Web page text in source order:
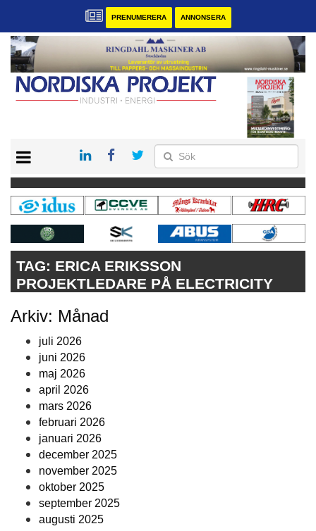
PRENUMERERA ANNONSERA
KONTAKT
VÅRA ANDRA MAGASIN
PRENUMERERA
ANNONSERA
TAG: ERICA ERIKSSON
PROJEKTLEDARE PÅ ELECTRICITY
Arkiv: Månad
juli 2026
juni 2026
maj 2026
april 2026
mars 2026
februari 2026
januari 2026
december 2025
november 2025
oktober 2025
september 2025
augusti 2025